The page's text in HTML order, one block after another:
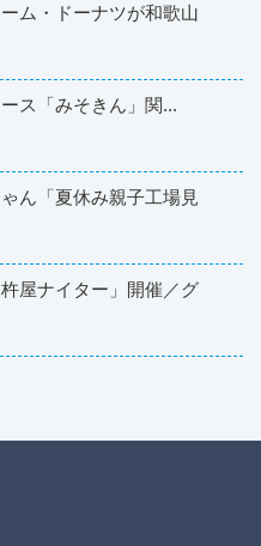
ム・ドーナツが和歌山
ス「みそきん」関...
ん「夏休み親子工場見
屋ナイター」開催／グ